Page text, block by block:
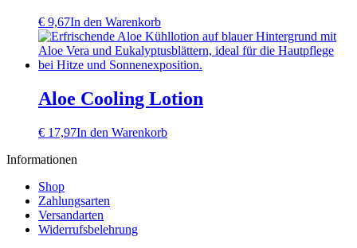
€ 9,67In den Warenkorb
Aloe Cooling Lotion
€ 17,97In den Warenkorb
Informationen
Shop
Zahlungsarten
Versandarten
Widerrufsbelehrung